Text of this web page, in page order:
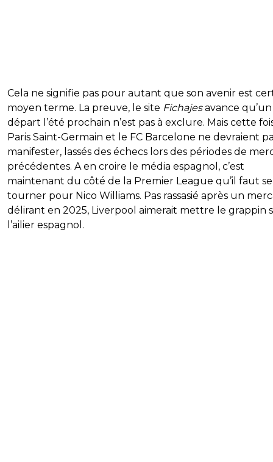
Cela ne signifie pas pour autant que son avenir est
moyen terme. La preuve, le site Fichajesavance qu’un
départ l’été prochain n’est pas à exclure. Mais cette
Paris Saint-Germain et le FC Barcelone ne devraient
manifester, lassés des échecs lors des périodes de
précédentes. A en croire le média espagnol, c’est
maintenant du côté de la Premier League qu’il faut se
tourner pour Nico Williams. Pas rassasié après un
délirant en 2025, Liverpool aimerait mettre le grappin
l’ailier espagnol.